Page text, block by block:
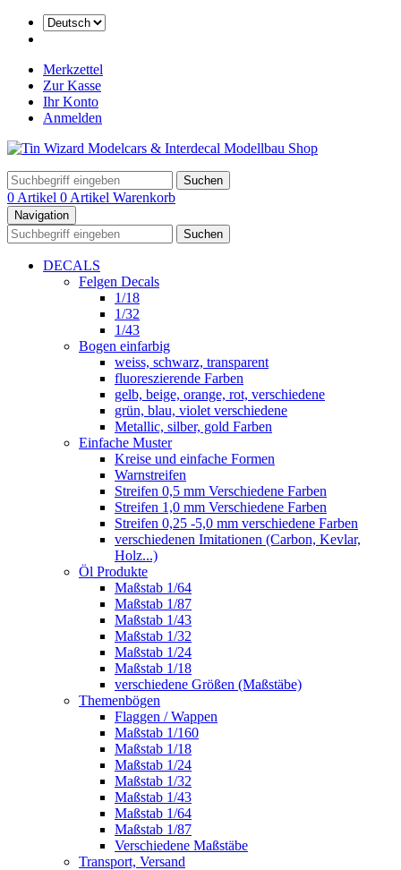
Merkzettel
Zur Kasse
Ihr Konto
Anmelden
Suchen
0 Artikel 0 Artikel Warenkorb
Navigation
Suchen
DECALS
Felgen Decals
1/18
1/32
1/43
Bogen einfarbig
weiss, schwarz, transparent
fluoreszierende Farben
gelb, beige, orange, rot, verschiedene
grün, blau, violet verschiedene
Metallic, silber, gold Farben
Einfache Muster
Kreise und einfache Formen
Warnstreifen
Streifen 0,5 mm Verschiedene Farben
Streifen 1,0 mm Verschiedene Farben
Streifen 0,25 -5,0 mm verschiedene Farben
verschiedenen Imitationen (Carbon, Kevlar,
Holz...)
Öl Produkte
Maßstab 1/64
Maßstab 1/87
Maßstab 1/43
Maßstab 1/32
Maßstab 1/24
Maßstab 1/18
verschiedene Größen (Maßstäbe)
Themenbögen
Flaggen / Wappen
Maßstab 1/160
Maßstab 1/18
Maßstab 1/24
Maßstab 1/32
Maßstab 1/43
Maßstab 1/64
Maßstab 1/87
Verschiedene Maßstäbe
Transport, Versand